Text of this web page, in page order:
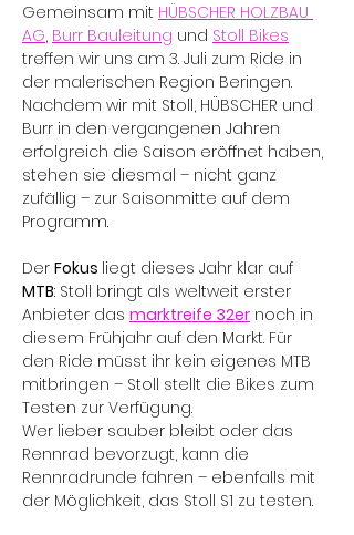
Gemeinsam mit HÜBSCHER HOLZBAU
AG, Burr Bauleitung und Stoll Bikes
treffen wir uns am 3. Juli zum Ride in
der malerischen Region Beringen.
Nachdem wir mit Stoll, HÜBSCHER und
Burr in den vergangenen Jahren
erfolgreich die Saison eröffnet haben,
stehen sie diesmal – nicht ganz
zufällig – zur Saisonmitte auf dem
Programm.
Der Fokus liegt dieses Jahr klar auf
MTB: Stoll bringt als weltweit erster
Anbieter das marktreife 32er noch in
diesem Frühjahr auf den Markt. Für
den Ride müsst ihr kein eigenes MTB
mitbringen – Stoll stellt die Bikes zum
Testen zur Verfügung.
Wer lieber sauber bleibt oder das
Rennrad bevorzugt, kann die
Rennradrunde fahren – ebenfalls mit
der Möglichkeit, das Stoll S1 zu testen.